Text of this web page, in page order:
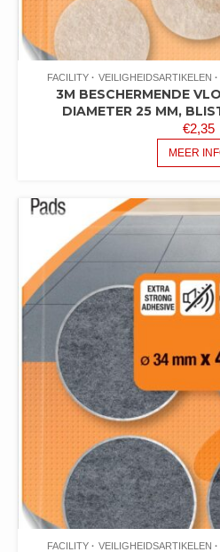
FACILITY VEILIGHEIDSARTIKELEN
3M BESCHERMENDE
DIAMETER 25 MM,
€2,35
MEER
FACILITY VEILIGHEIDSARTIKELEN